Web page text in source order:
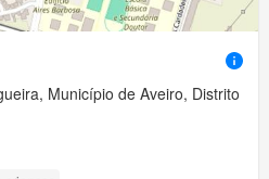
Município de Aveiro, Distrito